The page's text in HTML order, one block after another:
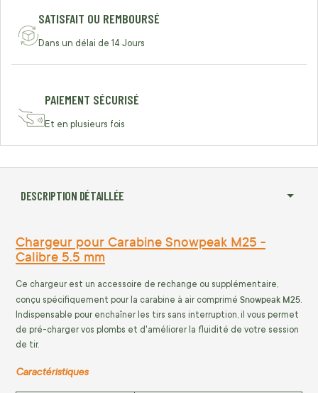
SATISFAIT OU REMBOURSÉ
Dans un délai de 14 Jours
PAIEMENT SÉCURISÉ
Et en plusieurs fois
DESCRIPTION DÉTAILLÉE
Chargeur pour Carabine Snowpeak M25 -
Calibre 5.5 mm
Ce chargeur est un accessoire de rechange ou supplémentaire,
conçu spécifiquement pour la carabine à air comprimé Snowpeak M25.
Indispensable pour enchaîner les tirs sans interruption, il vous permet
de pré-charger vos plombs et d'améliorer la fluidité de votre session
de tir.
Caractéristiques